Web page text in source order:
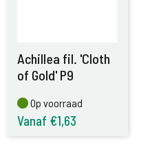
Achillea fil. 'Cloth
of Gold' P9
Op voorraad
Op voorraad
Vanaf €1,63